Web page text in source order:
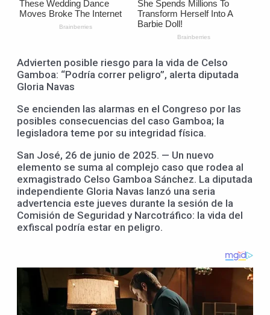
Advierten posible riesgo para la vida de Celso
Gamboa: “Podría correr peligro”, alerta diputada
Gloria Navas
Se encienden las alarmas en el Congreso por las
posibles consecuencias del caso Gamboa; la
legisladora teme por su integridad física.
San José, 26 de junio de 2025. — Un nuevo
elemento se suma al complejo caso que rodea al
exmagistrado Celso Gamboa Sánchez. La diputada
independiente Gloria Navas lanzó una seria
advertencia este jueves durante la sesión de la
Comisión de Seguridad y Narcotráfico: la vida del
exfiscal podría estar en peligro.